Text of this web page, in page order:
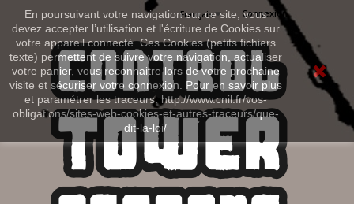
En poursuivant votre navigation sur ce site, vous
devez accepter l’utilisation et l'écriture de Cookies sur
votre appareil connecté. Ces Cookies (petits fichiers
texte) permettent de suivre votre navigation, actualiser
votre panier, vous reconnaitre lors de votre prochaine
visite et sécuriser votre connexion. Pour en savoir plus
et paramétrer les traceurs: http://www.cnil.fr/vos-
obligations/sites-web-cookies-et-autres-traceurs/que-
dit-la-loi/
Connexion
Français